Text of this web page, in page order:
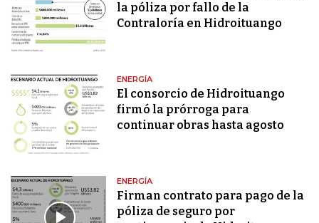
la póliza por fallo de la
Contraloría en Hidroituango
ENERGÍA
El consorcio de Hidroituango
firmó la prórroga para
continuar obras hasta agosto
ENERGÍA
Firman contrato para pago de la
póliza de seguro por